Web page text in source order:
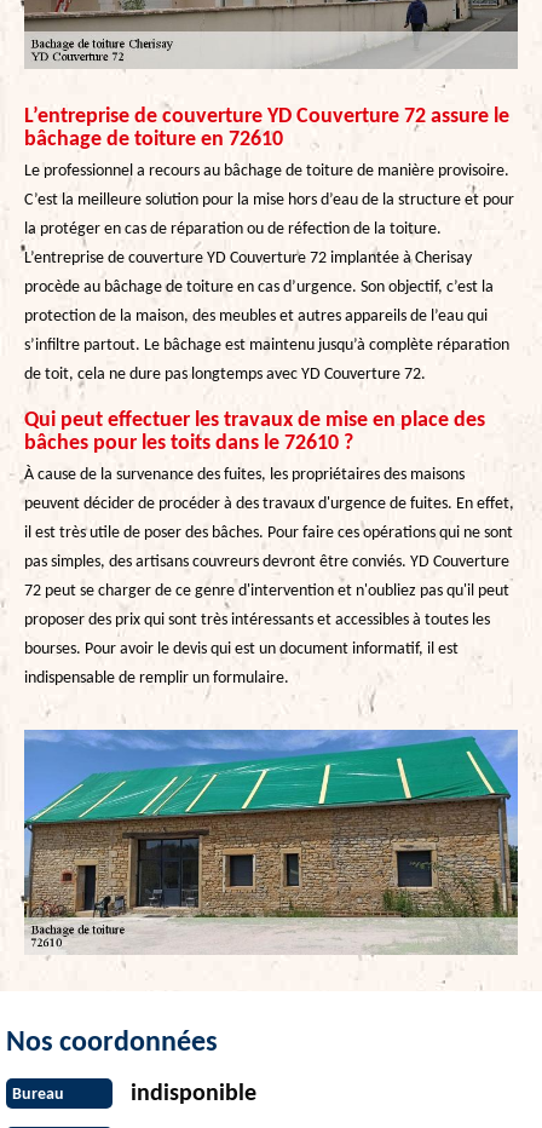
L’entreprise de couverture YD Couverture 72 assure le
bâchage de toiture en 72610
Le professionnel a recours au bâchage de toiture de manière provisoire.
C’est la meilleure solution pour la mise hors d’eau de la structure et pour
la protéger en cas de réparation ou de réfection de la toiture.
L’entreprise de couverture YD Couverture 72 implantée à Cherisay
procède au bâchage de toiture en cas d’urgence. Son objectif, c’est la
protection de la maison, des meubles et autres appareils de l’eau qui
s’infiltre partout. Le bâchage est maintenu jusqu’à complète réparation
de toit, cela ne dure pas longtemps avec YD Couverture 72.
Qui peut effectuer les travaux de mise en place des
bâches pour les toits dans le 72610 ?
À cause de la survenance des fuites, les propriétaires des maisons
peuvent décider de procéder à des travaux d'urgence de fuites. En effet,
il est très utile de poser des bâches. Pour faire ces opérations qui ne sont
pas simples, des artisans couvreurs devront être conviés. YD Couverture
72 peut se charger de ce genre d'intervention et n'oubliez pas qu'il peut
proposer des prix qui sont très intéressants et accessibles à toutes les
bourses. Pour avoir le devis qui est un document informatif, il est
indispensable de remplir un formulaire.
Nos coordonnées
Bureau indisponible